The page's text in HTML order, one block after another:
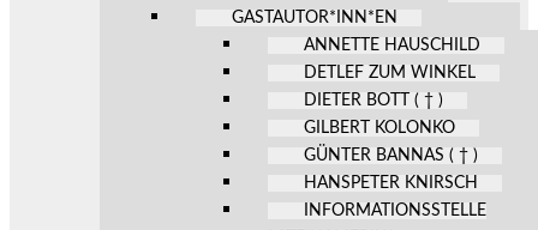
GASTAUTOR*INN*EN
ANNETTE HAUSCHILD
DETLEF ZUM WINKEL
DIETER BOTT ( † )
GILBERT KOLONKO
GÜNTER BANNAS ( † )
HANSPETER KNIRSCH
INFORMATIONSSTELLE